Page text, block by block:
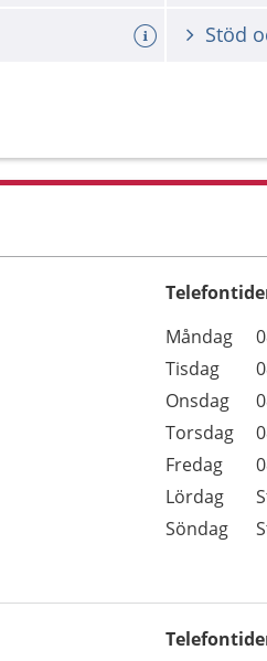
Stöd
Dag
Öppettider
Måndag
Tisdag
Onsdag
Torsdag
Fredag
Lördag
Söndag